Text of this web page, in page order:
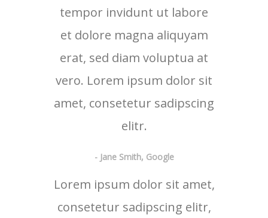
tempor invidunt ut labore
et dolore magna aliquyam
erat, sed diam voluptua at
vero. Lorem ipsum dolor sit
amet, consetetur sadipscing
elitr.
- Jane Smith, Google
Lorem ipsum dolor sit amet,
consetetur sadipscing elitr,